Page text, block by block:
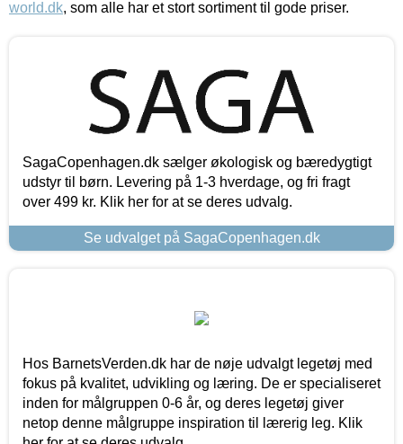
world.dk, som alle har et stort sortiment til gode priser.
SagaCopenhagen.dk sælger økologisk og bæredygtigt
udstyr til børn. Levering på 1-3 hverdage, og fri fragt
over 499 kr. Klik her for at se deres udvalg.
Se udvalget på SagaCopenhagen.dk
Hos BarnetsVerden.dk har de nøje udvalgt legetøj med
fokus på kvalitet, udvikling og læring. De er specialiseret
inden for målgruppen 0-6 år, og deres legetøj giver
netop denne målgruppe inspiration til lærerig leg. Klik